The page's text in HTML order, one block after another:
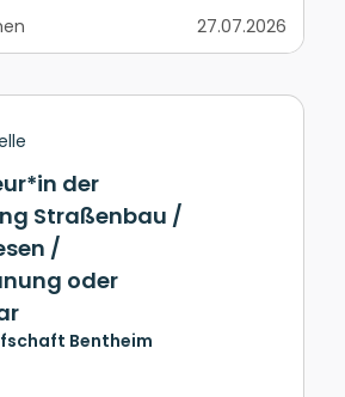
27.07.2026
der
Straßenbau /
/
oder
Bentheim